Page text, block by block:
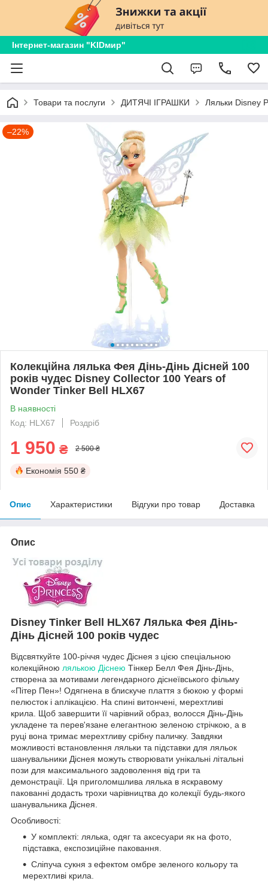
Інтернет-магазин "KIDмир"
Товари та послуги ДИТЯЧІ ІГРАШКИ Ляльки Disney
–22%
Колекційна лялька Фея Дінь-Дінь Дісней 100
років чудес Disney Collector 100 Years of
Wonder Tinker Bell HLX67
В наявності
Код: HLX67
Роздріб
1 950 ₴ 2 500 ₴
Економія 550 ₴
Опис Характеристики Відгуки про товар Доставка
Опис
Disney Tinker Bell HLX67 Лялька Фея Дінь-
Дінь Дісней 100 років чудес
Відсвяткуйте 100-річчя чудес Діснея з цією спеціальною
колекційною лялькою Діснею Тінкер Белл Фея Дінь-Дінь,
створена за мотивами легендарного діснеївського фільму
«Пітер Пен»! Одягнена в блискуче плаття з бюкою у формі
пелюсток і аплікацією. На спині витончені, мерехтливі
крила. Щоб завершити її чарівний образ, волосся Дінь-Дінь
укладене та перев'язане елегантною зеленою стрічкою, а в
руці вона тримає мерехтливу срібну паличку. Завдяки
можливості встановлення ляльки та підставки для ляльок
шанувальники Діснея можуть створювати унікальні літальні
пози для максимального задоволення від гри та
демонстрації. Ця приголомшлива лялька в яскравому
пакованні додасть трохи чарівництва до колекції будь-якого
шанувальника Діснея.
Особливості:
У комплекті: лялька, одяг та аксесуари як на фото,
підставка, експозиційне паковання.
Сліпуча сукня з ефектом омбре зеленого кольору та
мерехтливі крила.